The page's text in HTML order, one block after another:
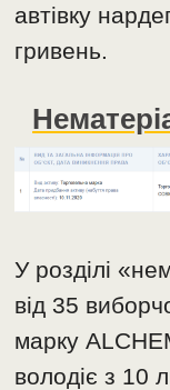
автівку
гривень.
У розділі
від 35
марку
володіє з 10